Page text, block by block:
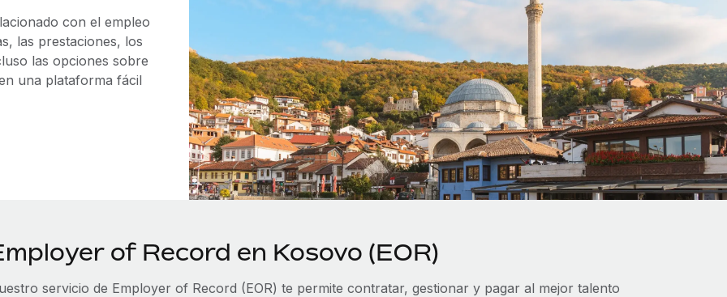
con el empleo
las prestaciones, los
las opciones sobre
una plataforma fácil
of Record en Kosovo (EOR)
servicio de Employer of Record (EOR) te permite contratar, gestionar y pagar al mejor talento